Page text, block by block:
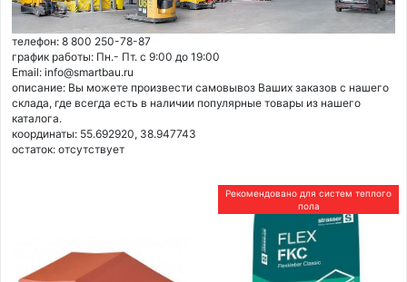
телефон: 8 800 250-78-87
график работы: Пн.- Пт. с 9:00 до 19:00
Email: info@smartbau.ru
описание: Вы можете произвести самовывоз Ваших заказов с нашего
склада, где всегда есть в наличии популярные товары из нашего
каталога.
координаты: 55.692920, 38.947743
остаток: отсутствует
Рекомендовано для систем теплого
пола